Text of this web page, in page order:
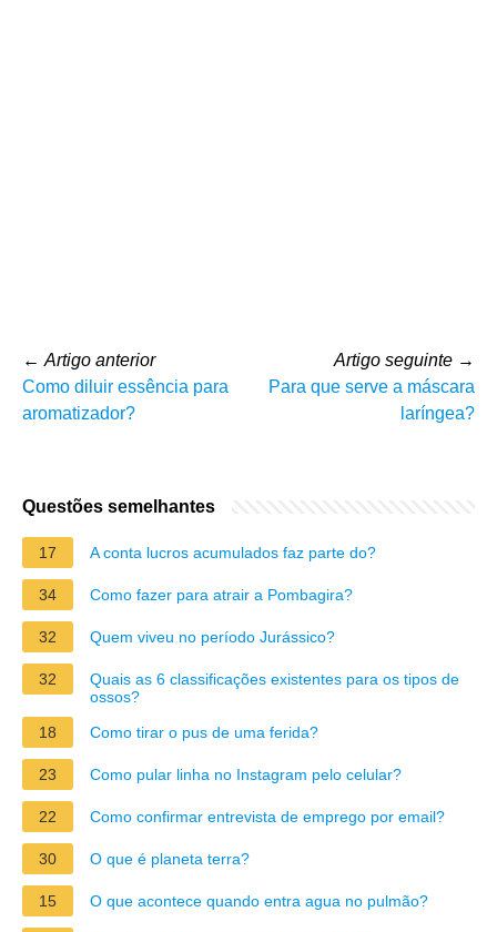
← Artigo anterior
Como diluir essência para
aromatizador?
Artigo seguinte →
Para que serve a máscara
laríngea?
Questões semelhantes
17 A conta lucros acumulados faz parte do?
34 Como fazer para atrair a Pombagira?
32 Quem viveu no período Jurássico?
32
Quais as 6 classificações existentes para os tipos de
ossos?
18
Como tirar o pus de uma ferida?
23 Como pular linha no Instagram pelo celular?
22 Como confirmar entrevista de emprego por email?
30 O que é planeta terra?
15 O que acontece quando entra agua no pulmão?